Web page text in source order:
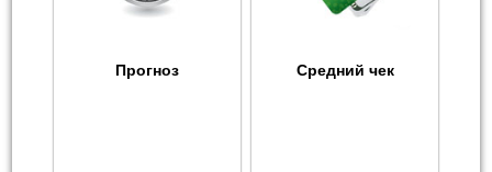
Прогноз Средний чек